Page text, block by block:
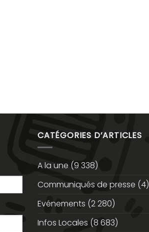
CATÉGORIES D’ARTICLES
A la une (9 338)
Communiqués de presse (4)
Evénements (2 280)
Infos Locales (8 683)